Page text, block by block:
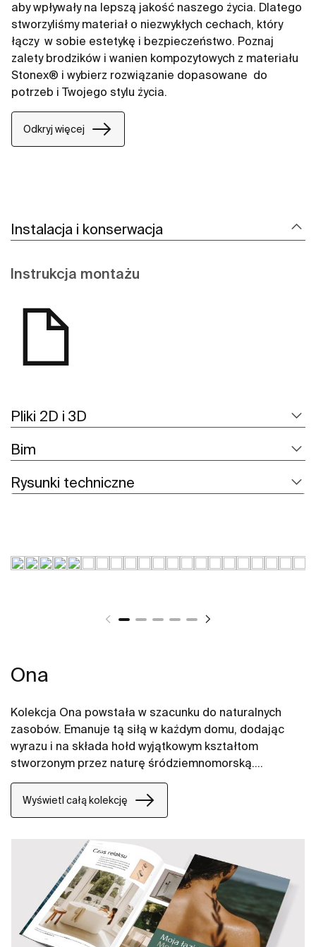
aby wpływały na lepszą jakość naszego życia. Dlatego
stworzyliśmy materiał o niezwykłych cechach, który
łączy ​ w sobie estetykę i bezpieczeństwo. Poznaj
zalety brodzików i wanien kompozytowych z materiału
Stonex® i wybierz rozwiązanie dopasowane ​ do
potrzeb i Twojego stylu życia.​
Odkryj więcej
Instalacja i konserwacja
Instrukcja montażu
Pliki 2D i 3D
Bim
Rysunki techniczne
Ona
Kolekcja Ona powstała w szacunku do naturalnych
zasobów. Emanuje tą siłą w każdym domu, dodając
wyrazu i na składa hołd wyjątkowym kształtom
stworzonym przez naturę śródziemnomorską.
Funkcjonalna, ale nie chłodna w swoim wyrazie,
oszczędna, a jednak nieodłącznie ciepła jak
środowisko naturalne, stworzona przez tych, którzy
Wyświetl całą kolekcję